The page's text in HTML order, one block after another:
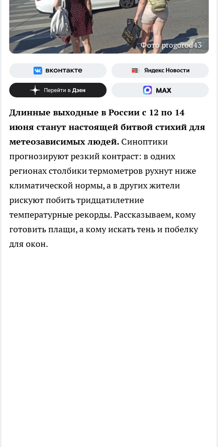
Фото progorod43
Длинные выходные в России с 12 по 14
июня станут настоящей битвой стихий для
метеозависимых людей. Синоптики
прогнозируют резкий контраст: в одних
регионах столбики термометров рухнут ниже
климатической нормы, а в других жители
рискуют побить тридцатилетние
температурные рекорды. Рассказываем, кому
готовить плащи, а кому искать тень и побелку
для окон.